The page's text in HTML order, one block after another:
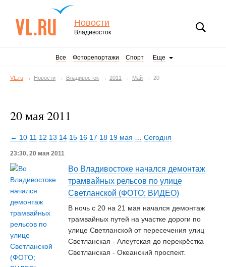
Новости
Владивосток
Все Фоторепортажи Спорт Еще
VL.ru Новости Владивосток 2011 Май 20
20 мая 2011
← 10 11 12 13 14 15 16 17 18 19 мая Сегодня
23:30, 20 мая 2011
Во Владивостоке начался демонтаж
трамвайных рельсов по улице
Светланской (ФОТО; ВИДЕО)
В ночь с 20 на 21 мая начался демонтаж
трамвайных путей на участке дороги по
улице Светланской от пересечения улиц
Светланская - Алеутская до перекрёстка
Светланская - Океанский проспект.